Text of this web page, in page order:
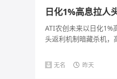
日化1%高息拉人
ATI农创未来以日化1%
头返利机制暗藏杀机，
无名 昨天